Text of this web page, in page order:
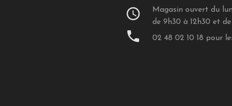
schedule
Magasin ouvert du
de 9h30 à 12h30 et de
phone 02 48 02 10 18 pour